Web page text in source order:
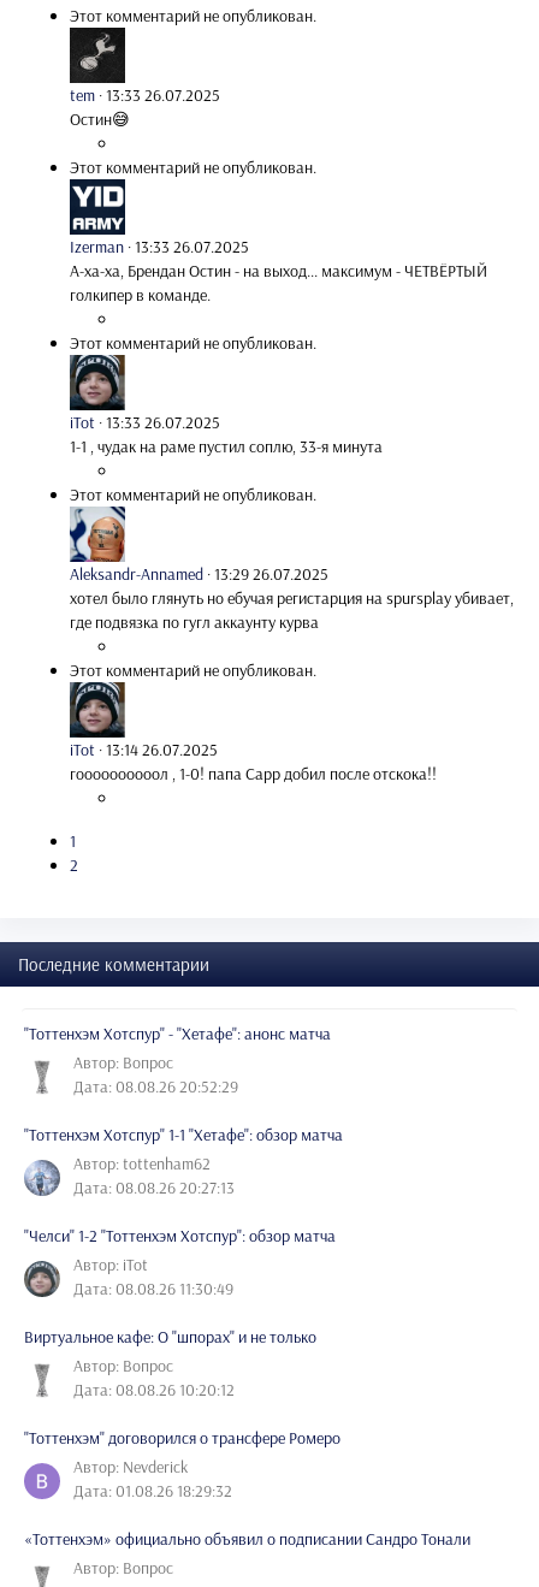
Этот комментарий не опубликован.
tem ·13:33 26.07.2025
Остин😅
Этот комментарий не опубликован.
Izerman ·13:33 26.07.2025
А-ха-ха, Брендан Остин - на выход... максимум - ЧЕТВЁРТЫЙ
голкипер в команде.
Этот комментарий не опубликован.
iTot ·13:33 26.07.2025
1-1 , чудак на раме пустил соплю, 33-я минута
Этот комментарий не опубликован.
Aleksandr-Annamed ·13:29 26.07.2025
хотел было глянуть но ебучая регистарция на spursplay убивает,
где подвязка по гугл аккаунту курва
Этот комментарий не опубликован.
iTot ·13:14 26.07.2025
гоооооооооол , 1-0! папа Сарр добил после отскока!!
1
2
Последние комментарии
"Тоттенхэм Хотспур" - "Хетафе": анонс матча
Автор: Вопрос
Дата: 08.08.26 20:52:29
"Тоттенхэм Хотспур" 1-1 "Хетафе": обзор матча
Автор: tottenham62
Дата: 08.08.26 20:27:13
"Челси" 1-2 "Тоттенхэм Хотспур": обзор матча
Автор: iTot
Дата: 08.08.26 11:30:49
Виртуальное кафе: О "шпорах" и не только
Автор: Вопрос
Дата: 08.08.26 10:20:12
"Тоттенхэм" договорился о трансфере Ромеро
Автор: Nevderick
Дата: 01.08.26 18:29:32
«Тоттенхэм» официально объявил о подписании Сандро Тонали
Автор: Вопрос